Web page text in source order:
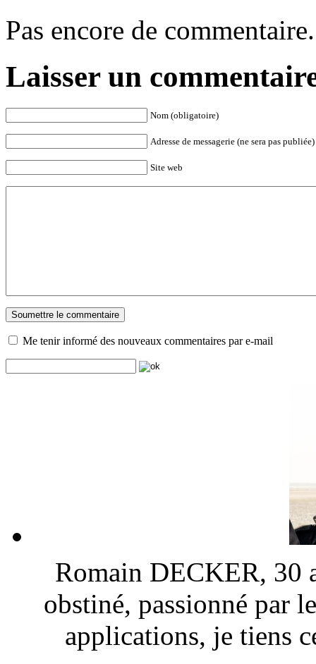
Pas encore de commentaire.
Laisser un
Nom (obligatoire)
Adresse de messagerie (ne sera pas
Site web
Me tenir informé des nouveaux commentaires par e-mail
Romain DECKER, 30
obstiné, passionné par
applications, je tiens